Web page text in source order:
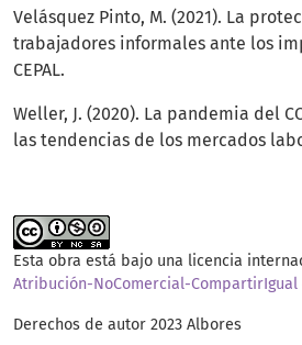
Velásquez Pinto, M. (2021). La
trabajadores informales ante los
CEPAL.
Weller, J. (2020). La pandemia del
las tendencias de los mercados
Esta obra está bajo una licencia
Atribución-NoComercial-CompartirIgual
Derechos de autor 2023 Albores